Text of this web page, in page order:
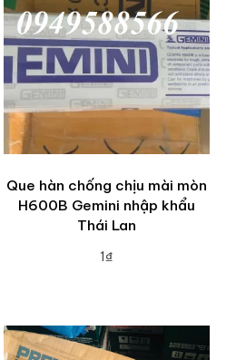
Que hàn chống chịu mài mòn
H600B Gemini nhập khẩu
Thái Lan
1₫